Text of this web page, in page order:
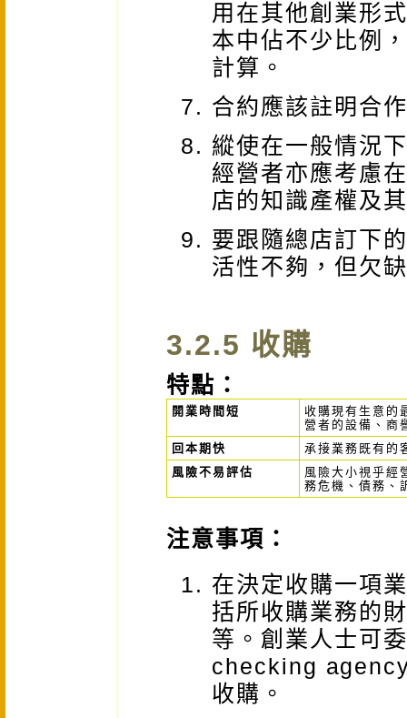
用在其他創業形
本中佔不少比例
計算。
合約應該註明合
縱使在一般情況
經營者亦應考慮
店的知識產權及
要跟隨總店訂下
活性不夠，但欠
3.2.5 收購
特點：
開業時間短
收購現有生意的
營者的設備、商
回本期快
承接業務既有的
風險不易評估
風險大小視乎經
務危機、債務、
注意事項：
在決定收購一項
括所收購業務的
等。創業人士可
checking
收購。